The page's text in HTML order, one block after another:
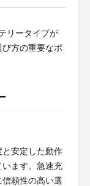
リータイプが
方の重要なポ
安定した動作
ます。急速充
頼性の高い選